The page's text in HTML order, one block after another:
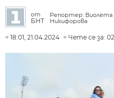
от
БНТ
Репортер: Виолета
Никифорова
18:01, 21.04.2024 Чете се за: